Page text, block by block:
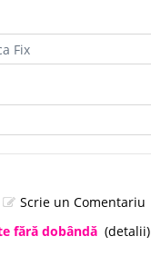
Scrie un Comentariu
fără dobândă (detalii)